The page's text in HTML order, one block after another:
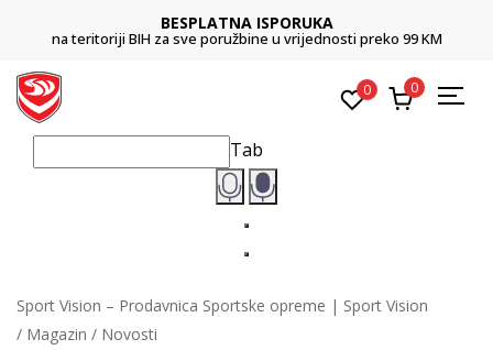
BESPLATNA ISPORUKA
na teritoriji BIH za sve poružbine u vrijednosti preko 99 KM
0 0
Tab
Sport Vision – Prodavnica Sportske opreme | Sport Vision
Magazin
Novosti